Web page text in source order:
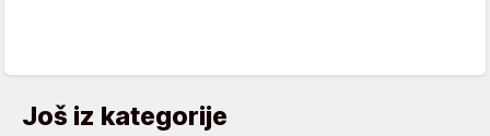
Još iz kategorije